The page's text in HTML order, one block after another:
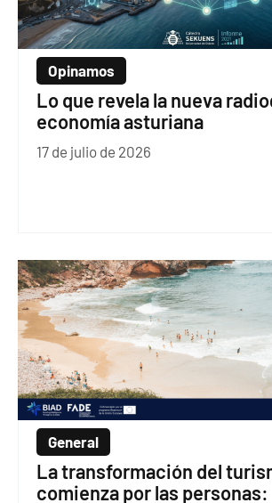
Opinamos
Lo que revela la nueva
economía asturiana
17 de julio de 2026
General
La transformación del
comienza por las personas: